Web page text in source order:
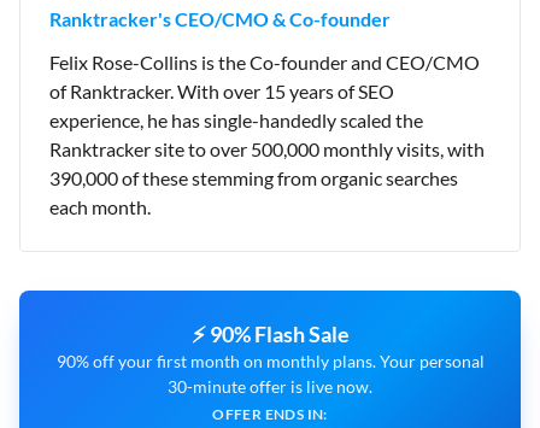
Ranktracker's CEO/CMO & Co-founder
Felix Rose-Collins is the Co-founder and CEO/CMO
of Ranktracker. With over 15 years of SEO
experience, he has single-handedly scaled the
Ranktracker site to over 500,000 monthly visits, with
390,000 of these stemming from organic searches
each month.
⚡ 90% Flash Sale
90% off your first month on monthly plans. Your personal
30-minute offer is live now.
OFFER ENDS IN: